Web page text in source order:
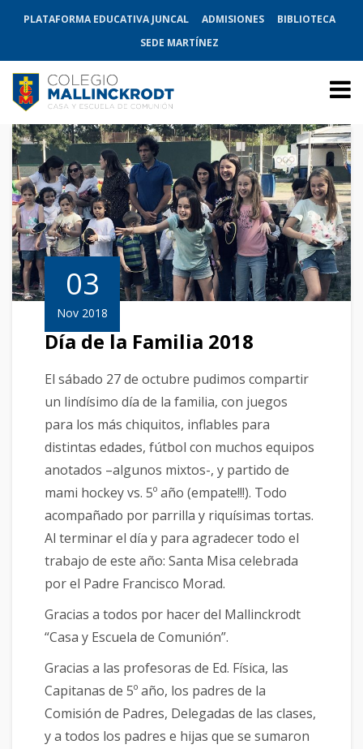
PLATAFORMA EDUCATIVA JUNCAL ADMISIONES
BIBLIOTECA
SEDE MARTÍNEZ
03
Nov 2018
Día de la Familia 2018
El sábado 27 de octubre pudimos compartir
un lindísimo día de la familia, con juegos
para los más chiquitos, inflables para
distintas edades, fútbol con muchos equipos
anotados –algunos mixtos-, y partido de
mami hockey vs. 5º año (empate!!!). Todo
acompañado por parrilla y riquísimas tortas.
Al terminar el día y para agradecer todo el
trabajo de este año: Santa Misa celebrada
por el Padre Francisco Morad.
Gracias a todos por hacer del Mallinckrodt
“Casa y Escuela de Comunión”.
Gracias a las profesoras de Ed. Física, las
Capitanas de 5º año, los padres de la
Comisión de Padres, Delegadas de las clases,
y a todos los padres e hijas que se sumaron